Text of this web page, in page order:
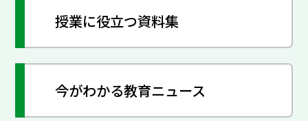
授業に役立つ資料集
今がわかる教育ニュース